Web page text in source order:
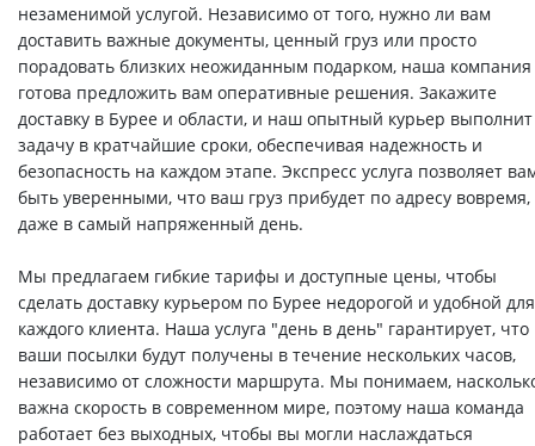
незаменимой услугой. Независимо от того, нужно ли вам
доставить важные документы, ценный груз или просто
порадовать близких неожиданным подарком, наша компания
готова предложить вам оперативные решения. Закажите
доставку в Бурее и области, и наш опытный курьер выполнит
задачу в кратчайшие сроки, обеспечивая надежность и
безопасность на каждом этапе. Экспресс услуга позволяет
быть уверенными, что ваш груз прибудет по адресу вовремя,
даже в самый напряженный день.
Мы предлагаем гибкие тарифы и доступные цены, чтобы
сделать доставку курьером по Бурее недорогой и удобной для
каждого клиента. Наша услуга "день в день" гарантирует, что
ваши посылки будут получены в течение нескольких часов,
независимо от сложности маршрута. Мы понимаем,
важна скорость в современном мире, поэтому наша команда
работает без выходных, чтобы вы могли наслаждаться